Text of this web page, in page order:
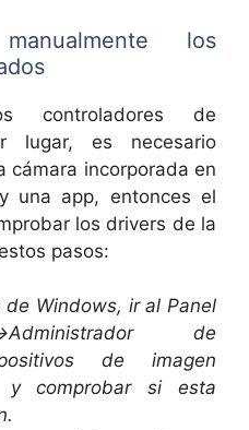
los
controladores de
lugar, es necesario
cámara incorporada en
una app, entonces el
los drivers de la
pasos:
de Windows, ir al Panel
de
de imagen
y comprobar si esta